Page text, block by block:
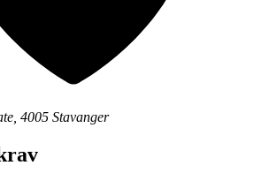
4005 Stavanger